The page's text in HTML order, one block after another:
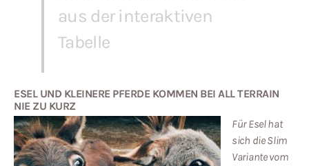
aus der interaktiven
Tabelle
ESEL UND KLEINERE PFERDE KOMMEN BEI ALL TERRAIN
NIE ZU KURZ
Für Esel hat
sich die Slim
Variante vom